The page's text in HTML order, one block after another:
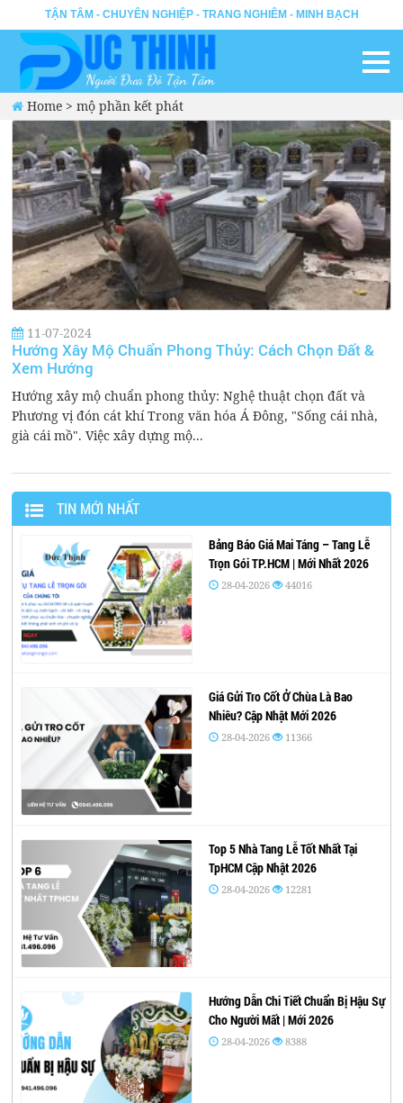
TẬN TÂM - CHUYÊN NGHIỆP - TRANG NGHIÊM - MINH BẠCH
Home >mộ phần kết phát
11-07-2024
Hướng Xây Mộ Chuẩn Phong Thủy: Cách Chọn Đất &
Xem Hướng
Hướng xây mộ chuẩn phong thủy: Nghệ thuật chọn đất và
Phương vị đón cát khí Trong văn hóa Á Đông, "Sống cái nhà,
già cái mồ". Việc xây dựng mộ...
TIN MỚI NHẤT
Bảng Báo Giá Mai Táng – Tang Lễ
Trọn Gói TP.HCM | Mới Nhất 2026
28-04-2026 44016
Giá Gửi Tro Cốt Ở Chùa Là Bao
Nhiêu? Cập Nhật Mới 2026
28-04-2026 11366
Top 5 Nhà Tang Lễ Tốt Nhất Tại
TpHCM Cập Nhật 2026
28-04-2026 12281
Hướng Dẫn Chi Tiết Chuẩn Bị Hậu Sự
Cho Người Mất | Mới 2026
28-04-2026 8388